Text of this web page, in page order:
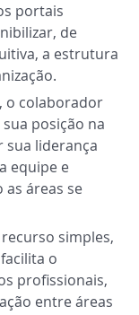
portais
de
a estrutura
o colaborador
posição na
sua liderança
equipe e
áreas se
simples,
o
profissionais,
entre áreas